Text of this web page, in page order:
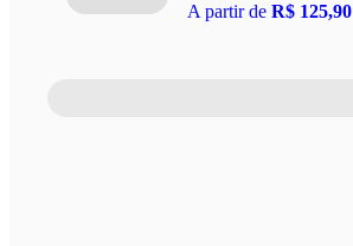
A partir de R$ 125,90